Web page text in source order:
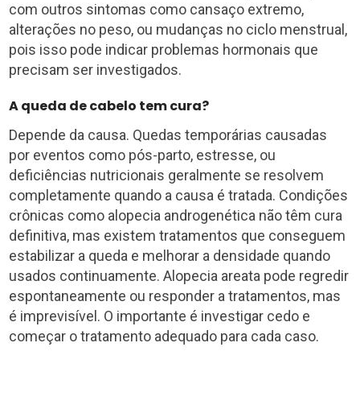
com outros sintomas como cansaço extremo,
alterações no peso, ou mudanças no ciclo menstrual,
pois isso pode indicar problemas hormonais que
precisam ser investigados.
A queda de cabelo tem cura?
Depende da causa. Quedas temporárias causadas
por eventos como pós-parto, estresse, ou
deficiências nutricionais geralmente se resolvem
completamente quando a causa é tratada. Condições
crônicas como alopecia androgenética não têm cura
definitiva, mas existem tratamentos que conseguem
estabilizar a queda e melhorar a densidade quando
usados continuamente. Alopecia areata pode regredir
espontaneamente ou responder a tratamentos, mas
é imprevisível. O importante é investigar cedo e
começar o tratamento adequado para cada caso.